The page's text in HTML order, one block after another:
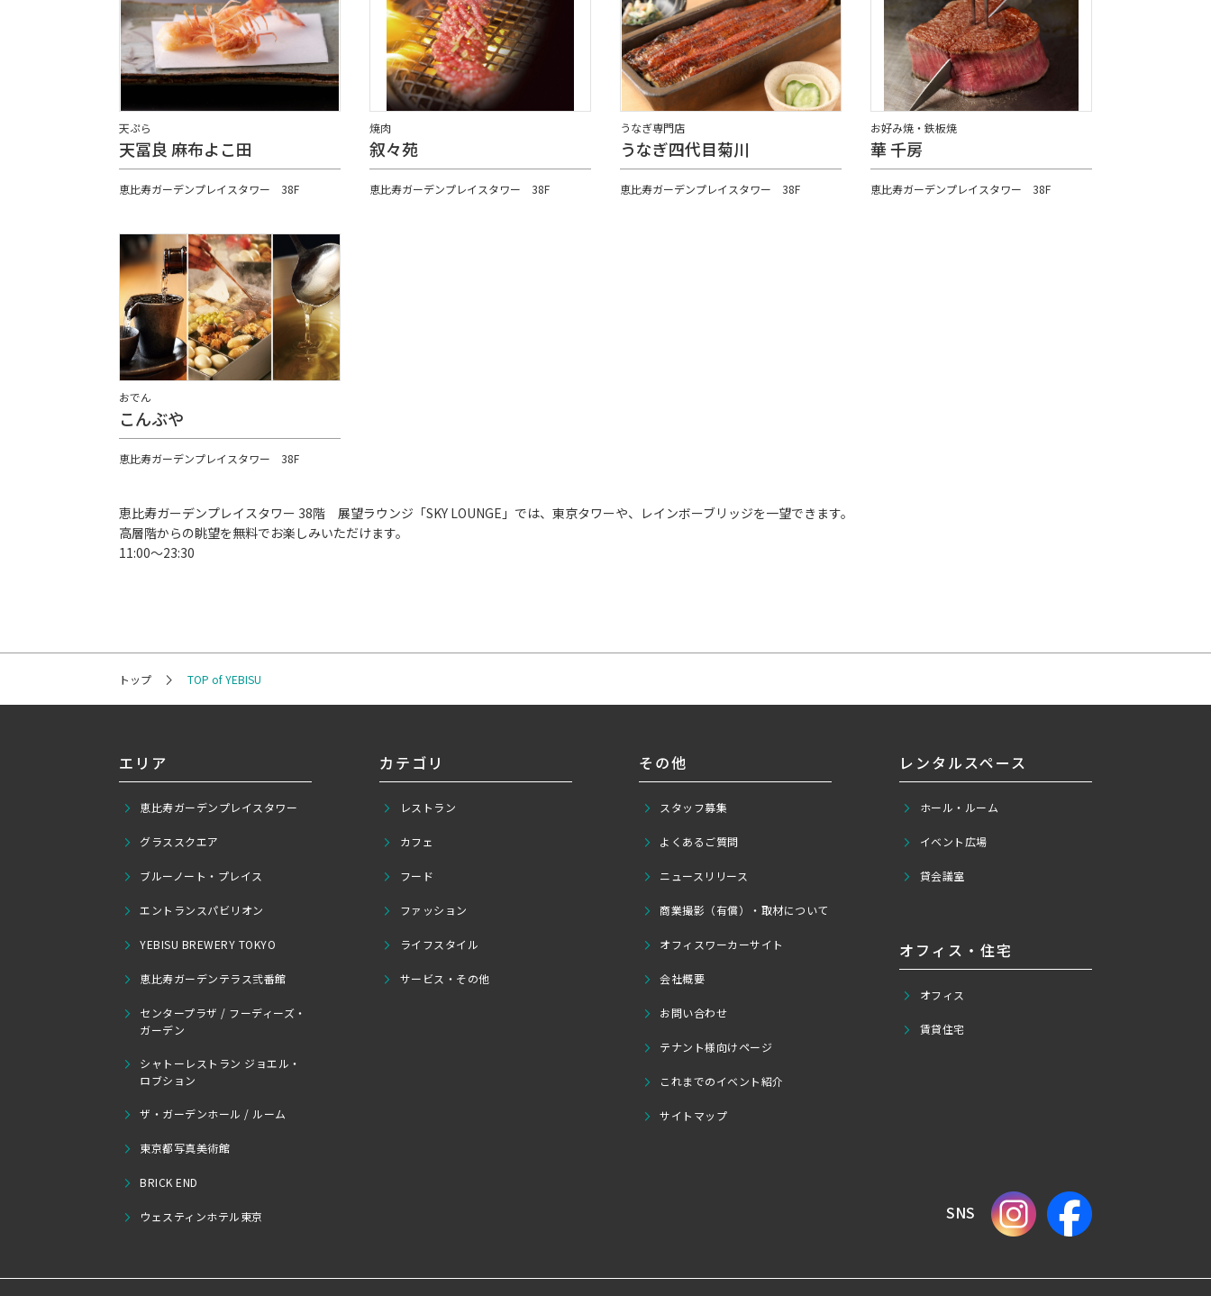
天ぷら
天冨良 麻布よこ田
恵比寿ガーデンプレイスタワー 38F
焼肉
叙々苑
恵比寿ガーデンプレイスタワー 38F
うなぎ専門店
うなぎ四代目菊川
恵比寿ガーデンプレイスタワー 38F
お好み焼・鉄板焼
華 千房
恵比寿ガーデンプレイスタワー 38F
おでん
こんぶや
恵比寿ガーデンプレイスタワー 38F
恵比寿ガーデンプレイスタワー 38階 展望ラウンジ「SKY LOUNGE」では、東京タワーや、レインボーブリッジを一望できます。
高層階からの眺望を無料でお楽しみいただけます。
11:00～23:30
トップ TOP of YEBISU
エリア
恵比寿ガーデンプレイスタワー
グラススクエア
ブルーノート・プレイス
エントランスパビリオン
YEBISU BREWERY TOKYO
恵比寿ガーデンテラス弐番館
センタープラザ / フーディーズ・
ガーデン
シャトーレストラン ジョエル・
ロブション
ザ・ガーデンホール / ルーム
東京都写真美術館
BRICK END
ウェスティンホテル東京
カテゴリ
レストラン
カフェ
フード
ファッション
ライフスタイル
サービス・その他
その他
スタッフ募集
よくあるご質問
ニュースリリース
商業撮影（有償）・取材について
オフィスワーカーサイト
会社概要
お問い合わせ
テナント様向けページ
これまでのイベント紹介
サイトマップ
レンタルスペース
ホール・ルーム
イベント広場
貸会議室
オフィス・住宅
オフィス
賃貸住宅
SNS